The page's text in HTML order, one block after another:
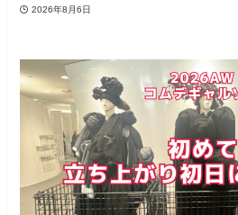
2026年8月6日